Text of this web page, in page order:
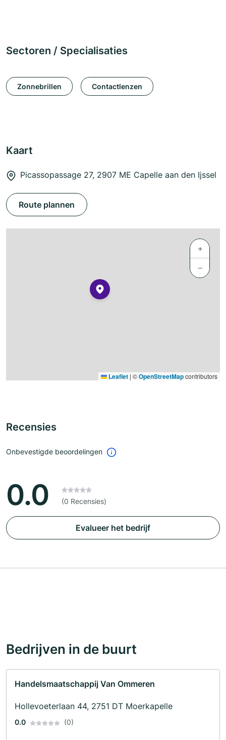
Sectoren / Specialisaties
Zonnebrillen Contactlenzen
Kaart
Picassopassage 27, 2907 ME Capelle aan den Ijssel
Route plannen
+
−
Leaflet | ©OpenStreetMapcontributors
Recensies
Onbevestigde beoordelingen
0.0 (0 Recensies)
Evalueer het bedrijf
Bedrijven in de buurt
Handelsmaatschappij Van Ommeren
Hollevoeterlaan 44, 2751 DT Moerkapelle
0.0 (0)